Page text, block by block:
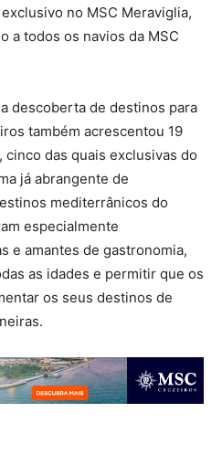
no MSC Meraviglia,
a todos os navios da MSC
descoberta de destinos para
também acrescentou 19
das quais exclusivas do
já abrangente de
mediterrânicos do
especialmente
e amantes de gastronomia,
as idades e permitir que os
os seus destinos de